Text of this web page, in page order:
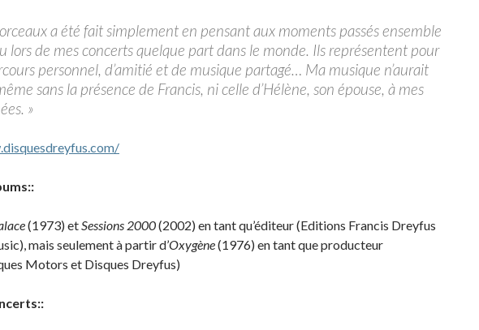
a été fait simplement en pensant aux moments passés ensemble
lors de mes concerts quelque part dans le monde. Ils représentent pour
personnel, d’amitié et de musique partagé… Ma musique n’aurait
sans la présence de Francis, ni celle d’Hélène, son épouse, à mes
»
(1973) etSessions 2000(2002) en tant qu’éditeur (Editions Francis Dreyfus
mais seulement à partir d’Oxygène(1976) en tant que producteur
Motors et Disques Dreyfus)